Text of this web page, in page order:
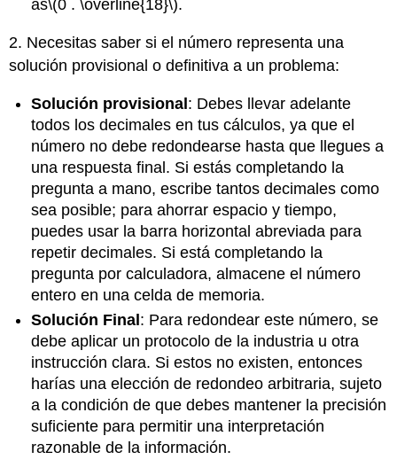
as\(0 . \overline{18}\).
2. Necesitas saber si el número representa una
solución provisional o definitiva a un problema:
Solución provisional: Debes llevar adelante
todos los decimales en tus cálculos, ya que el
número no debe redondearse hasta que llegues a
una respuesta final. Si estás completando la
pregunta a mano, escribe tantos decimales como
sea posible; para ahorrar espacio y tiempo,
puedes usar la barra horizontal abreviada para
repetir decimales. Si está completando la
pregunta por calculadora, almacene el número
entero en una celda de memoria.
Solución Final: Para redondear este número, se
debe aplicar un protocolo de la industria u otra
instrucción clara. Si estos no existen, entonces
harías una elección de redondeo arbitraria, sujeto
a la condición de que debes mantener la precisión
suficiente para permitir una interpretación
razonable de la información.